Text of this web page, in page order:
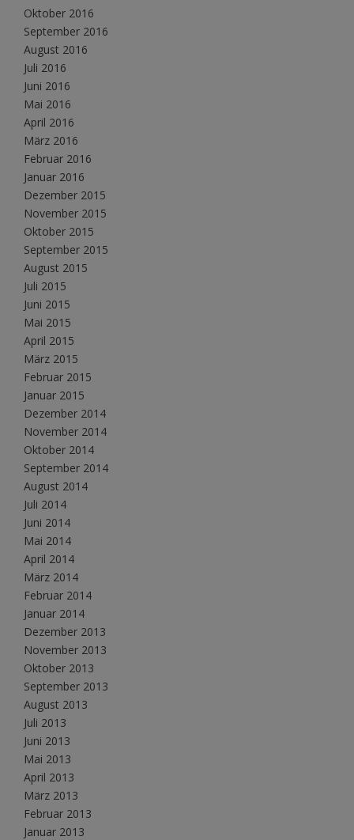
Oktober 2016
September 2016
August 2016
Juli 2016
Juni 2016
Mai 2016
April 2016
März 2016
Februar 2016
Januar 2016
Dezember 2015
November 2015
Oktober 2015
September 2015
August 2015
Juli 2015
Juni 2015
Mai 2015
April 2015
März 2015
Februar 2015
Januar 2015
Dezember 2014
November 2014
Oktober 2014
September 2014
August 2014
Juli 2014
Juni 2014
Mai 2014
April 2014
März 2014
Februar 2014
Januar 2014
Dezember 2013
November 2013
Oktober 2013
September 2013
August 2013
Juli 2013
Juni 2013
Mai 2013
April 2013
März 2013
Februar 2013
Januar 2013